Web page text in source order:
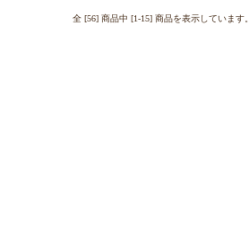
全 [56] 商品中 [1-15] 商品を表示しています。